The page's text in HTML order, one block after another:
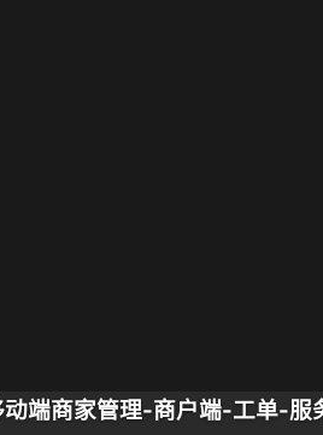
端商家管理-商户端-工单-服